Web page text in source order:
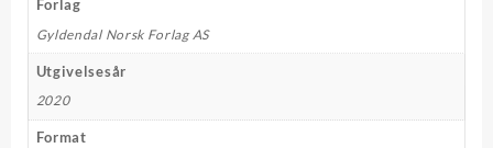
Forlag
Gyldendal Norsk Forlag AS
Utgivelsesår
2020
Format